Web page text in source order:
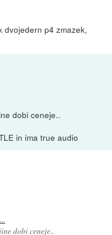
dvojedern p4 zmazek,
dobi ceneje..
in ima true audio
dobi ceneje..